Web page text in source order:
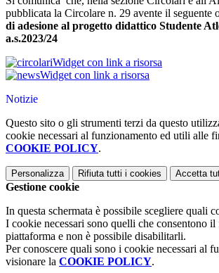
pubblicata la Circolare n. 29 avente il seguente
di adesione al progetto didattico Studente
a.s.2023/24
Widget con link a risorsa
Widget con link a risorsa
Notizie
Questo sito o gli strumenti terzi da questo
cookie necessari al funzionamento ed utili alle
COOKIE POLICY.
Personalizza Rifiuta tutti i cookies Accetta
Gestione cookie
In questa schermata è possibile scegliere quali
I cookie necessari sono quelli che consentono
piattaforma e non è possibile disabilitarli.
Per conoscere quali sono i cookie necessari al
visionare la COOKIE POLICY.